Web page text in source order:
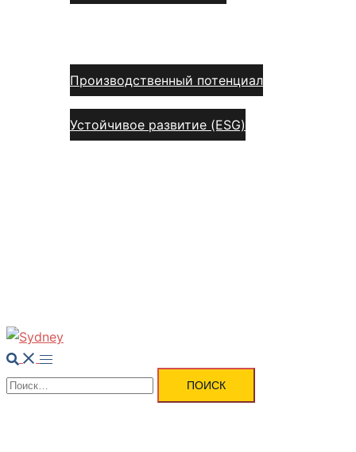
Производственный потенциал
Устойчивое развитие (ESG)
ПоискПереключатель
меню
Найти: